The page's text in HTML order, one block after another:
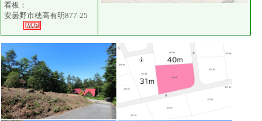
看板：
安曇野市穂高有明877-25